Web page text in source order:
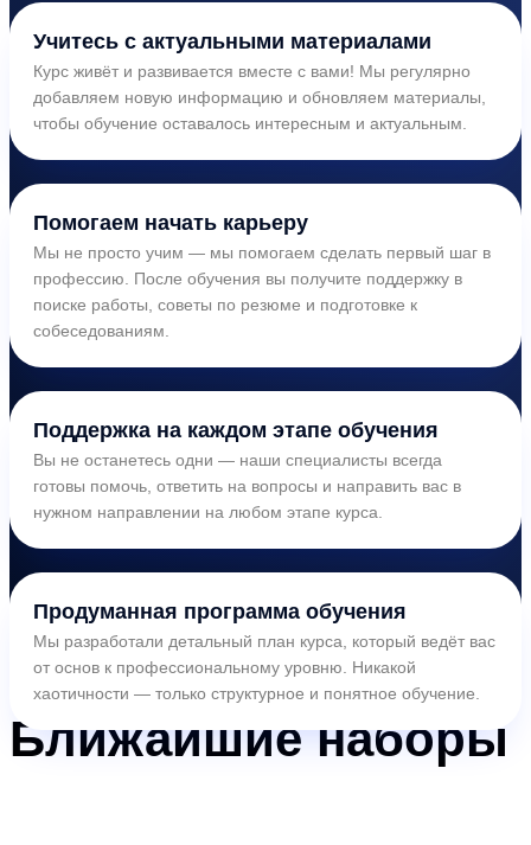
Учитесь с актуальными материалами
Курс живёт и развивается вместе с вами! Мы регулярно
добавляем новую информацию и обновляем материалы,
чтобы обучение оставалось интересным и актуальным.
Помогаем начать карьеру
Мы не просто учим — мы помогаем сделать первый шаг в
профессию. После обучения вы получите поддержку в
поиске работы, советы по резюме и подготовке к
собеседованиям.
Поддержка на каждом этапе обучения
Вы не останетесь одни — наши специалисты всегда
готовы помочь, ответить на вопросы и направить вас в
нужном направлении на любом этапе курса.
Продуманная программа обучения
Мы разработали детальный план курса, который ведёт вас
от основ к профессиональному уровню. Никакой
хаотичности — только структурное и понятное обучение.
Ближайшиенаборы